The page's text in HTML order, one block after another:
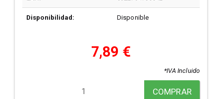
Disponibilidad: Disponible
7,89 €
*IVA Incluido
COMPRAR